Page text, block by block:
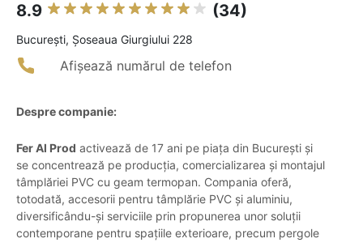
8.9 (34)
Bucureşti, Șoseaua Giurgiului 228
Afișează numărul de telefon
Despre companie:
Fer Al Prod activează de 17 ani pe piața din București și
se concentrează pe producția, comercializarea și montajul
tâmplăriei PVC cu geam termopan. Compania oferă,
totodată, accesorii pentru tâmplărie PVC și aluminiu,
diversificându-și serviciile prin propunerea unor soluții
contemporane pentru spațiile exterioare, precum pergole